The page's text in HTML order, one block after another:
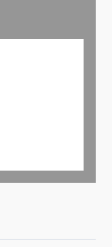
cocción
práctica
materias
y aprender